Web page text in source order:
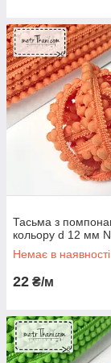
Тасьма з
кольору d 12 мм
Немає в наявності
22 ₴/м